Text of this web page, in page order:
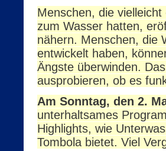
Menschen, die
zum Wasser hatten,
nähern. Menschen, die
entwickelt haben,
Ängste überwinden.
ausprobieren, ob es
Am Sonntag, den 2.
unterhaltsames
Highlights, wie
Tombola bietet. Viel